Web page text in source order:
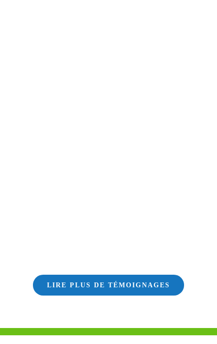
LIRE PLUS DE TÉMOIGNAGES